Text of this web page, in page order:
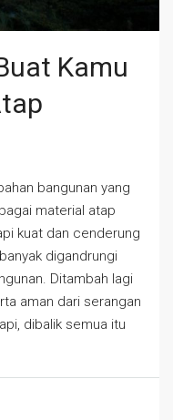
Kamu
bangunan yang
material atap
kuat dan cenderung
digandrungi
Ditambah lagi
aman dari serangan
dibalik semua itu